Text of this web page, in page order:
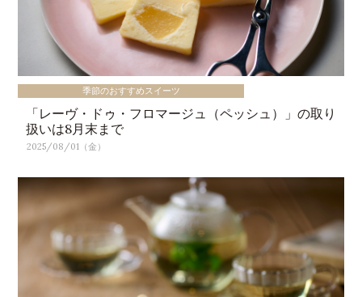
季節のおすすめスイーツ
「レーヴ・ドゥ・フロマージュ（ペッシュ）」の取り
扱いは8月末まで
2025/08/01（金）